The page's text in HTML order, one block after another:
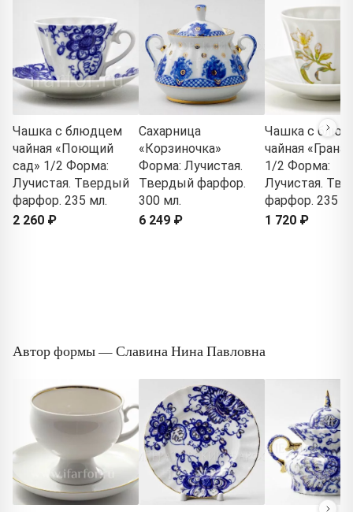
Чашка с блюдцем
чайная «Поющий
сад» 1/2 Форма:
Лучистая. Твердый
фарфор. 235 мл.
2 260 ₽
Сахарница
«Корзиночка»
Форма: Лучистая.
Твердый фарфор.
300 мл.
6 249 ₽
Чашка с
чайная
1/2 Форма:
Лучистая.
фарфор. 235
1 720 ₽
Автор формы — Славина Нина Павловна